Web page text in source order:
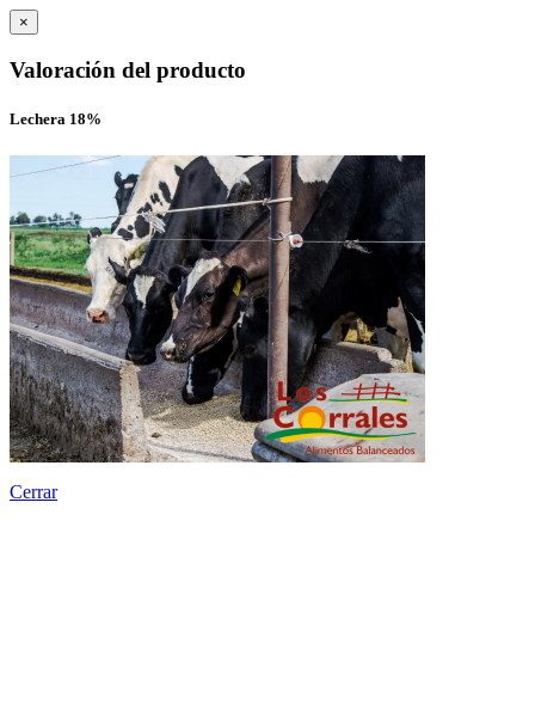
×
Valoración del producto
Lechera 18%
Cerrar